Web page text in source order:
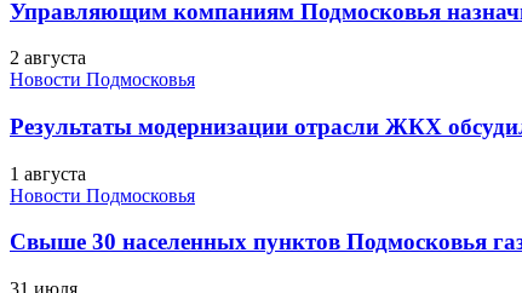
Управляющим компаниям Подмосковья
2 августа
Новости Подмосковья
Результаты модернизации отрасли ЖКХ
1 августа
Новости Подмосковья
Свыше 30 населенных пунктов Подмосковья